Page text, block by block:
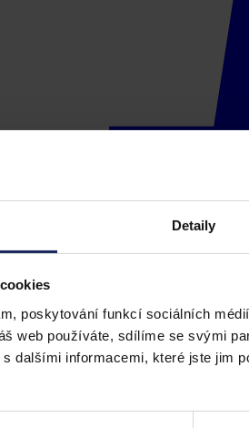
Detaily
poskytování funkcí sociálních
web používáte, sdílíme se svými
dalšími informacemi, které jste jim